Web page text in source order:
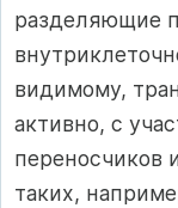
разделяющие
видимому,
активно, с
переносчиков
таких,